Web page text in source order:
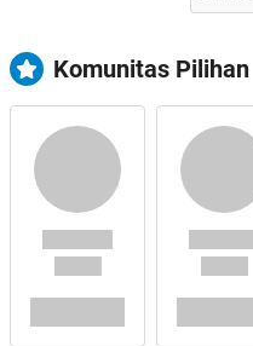
Komunitas Pilihan